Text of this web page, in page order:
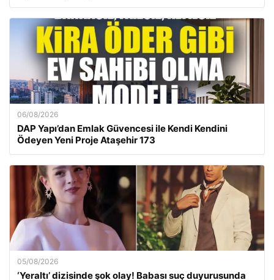
06/08/2026
DAP Yapı’dan Emlak Güvencesi ile Kendi Kendini
Ödeyen Yeni Proje Ataşehir 173
05/08/2026
‘Yeraltı’ dizisinde şok olay! Babası suç duyurusunda